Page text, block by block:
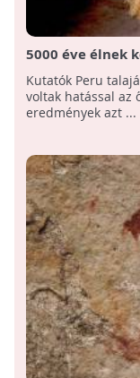
5000 éve élnek
nélkül az
Kutatók Peru
voltak hatással az
eredmények azt ...